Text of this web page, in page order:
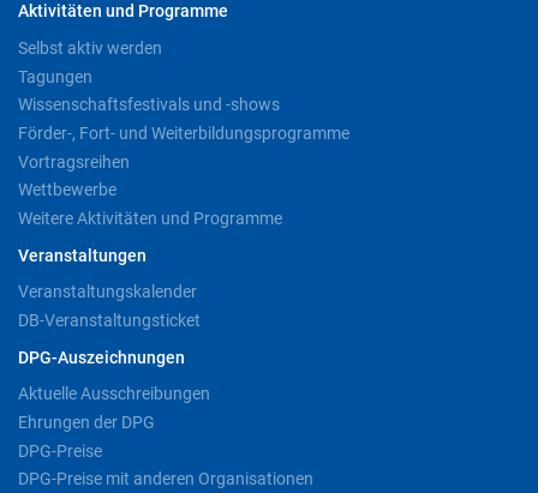
Aktivitäten und Programme
Selbst aktiv werden
Tagungen
Wissenschaftsfestivals und -shows
Förder-, Fort- und Weiterbildungsprogramme
Vortragsreihen
Wettbewerbe
Weitere Aktivitäten und Programme
Veranstaltungen
Veranstaltungskalender
DB-Veranstaltungsticket
DPG-Auszeichnungen
Aktuelle Ausschreibungen
Ehrungen der DPG
DPG-Preise
DPG-Preise mit anderen Organisationen